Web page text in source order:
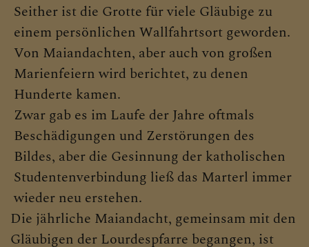
Seither ist die Grotte für viele Gläubige zu
einem persönlichen Wallfahrtsort geworden.
Von Maiandachten, aber auch von großen
Marienfeiern wird berichtet, zu denen
Hunderte kamen.
Zwar gab es im Laufe der Jahre oftmals
Beschädigungen und Zerstörungen des
Bildes, aber die Gesinnung der katholischen
Studentenverbindung ließ das Marterl immer
wieder neu erstehen.
Die jährliche Maiandacht, gemeinsam mit den
Gläubigen der Lourdespfarre begangen, ist